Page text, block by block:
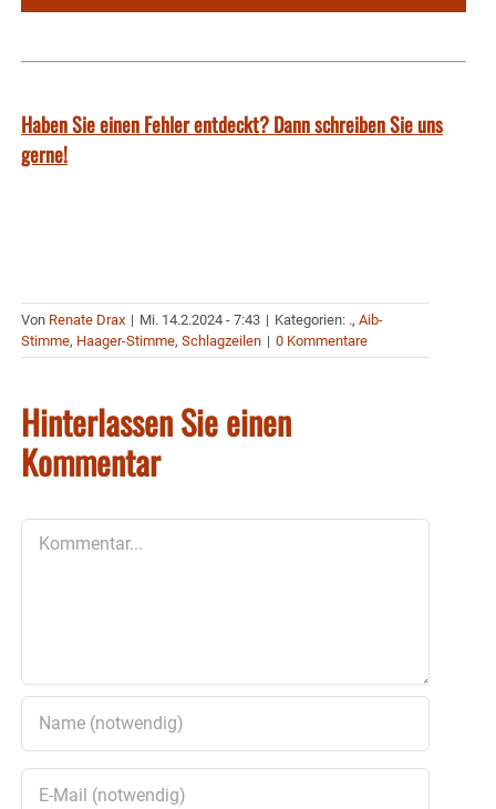
Haben Sie einen Fehler entdeckt? Dann schreiben Sie uns
gerne!
Von Renate Drax | Mi. 14.2.2024 - 7:43 | Kategorien: ., Aib-
Stimme, Haager-Stimme, Schlagzeilen | 0 Kommentare
Hinterlassen Sie einen
Kommentar